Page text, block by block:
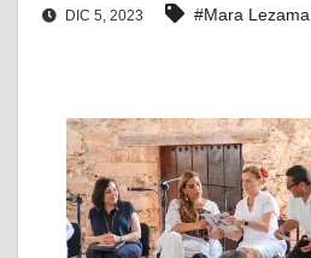
DIC 5, 2023 #Mara Lezama